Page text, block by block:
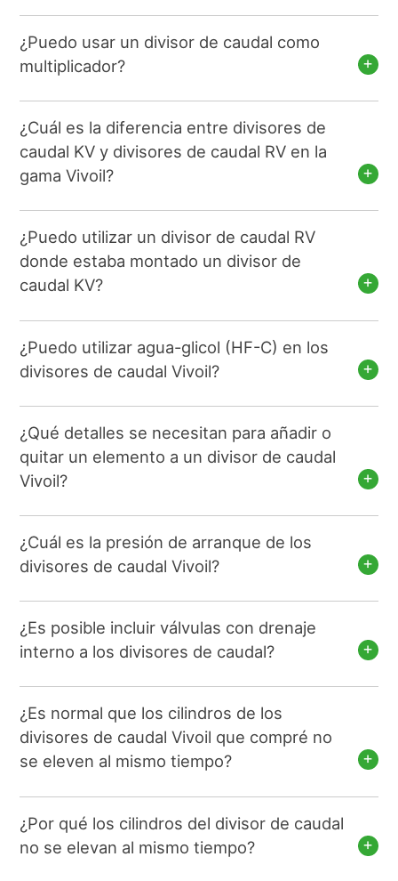
¿Puedo usar un divisor de caudal como
multiplicador?
¿Cuál es la diferencia entre divisores de
caudal KV y divisores de caudal RV en la
gama Vivoil?
¿Puedo utilizar un divisor de caudal RV
donde estaba montado un divisor de
caudal KV?
¿Puedo utilizar agua-glicol (HF-C) en los
divisores de caudal Vivoil?
¿Qué detalles se necesitan para añadir o
quitar un elemento a un divisor de caudal
Vivoil?
¿Cuál es la presión de arranque de los
divisores de caudal Vivoil?
¿Es posible incluir válvulas con drenaje
interno a los divisores de caudal?
¿Es normal que los cilindros de los
divisores de caudal Vivoil que compré no
se eleven al mismo tiempo?
¿Por qué los cilindros del divisor de caudal
no se elevan al mismo tiempo?